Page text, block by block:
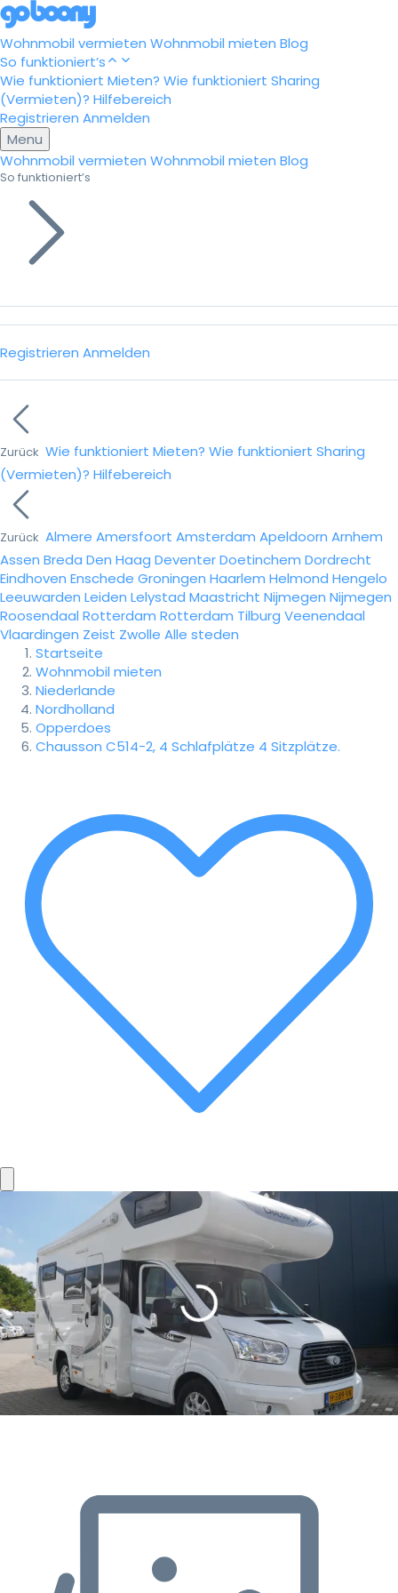
Wohnmobil vermieten Wohnmobil mieten Blog
So funktioniert’s
Wie funktioniert Mieten? Wie funktioniert Sharing
(Vermieten)? Hilfebereich
Registrieren Anmelden
Menu
Wohnmobil vermieten Wohnmobil mieten Blog
So funktioniert’s
Registrieren Anmelden
Zurück Wie funktioniert Mieten? Wie funktioniert Sharing
(Vermieten)? Hilfebereich
Zurück Almere Amersfoort Amsterdam Apeldoorn Arnhem
Assen Breda Den Haag DeventerDoetinchem Dordrecht
Eindhoven Enschede Groningen Haarlem Helmond Hengelo
Leeuwarden Leiden Lelystad Maastricht Nijmegen Nijmegen
Roosendaal Rotterdam Rotterdam Tilburg Veenendaal
Vlaardingen Zeist Zwolle Alle steden
Startseite
Wohnmobil mieten
Niederlande
Nordholland
Opperdoes
Chausson C514-2, 4 Schlafplätze 4 Sitzplätze.